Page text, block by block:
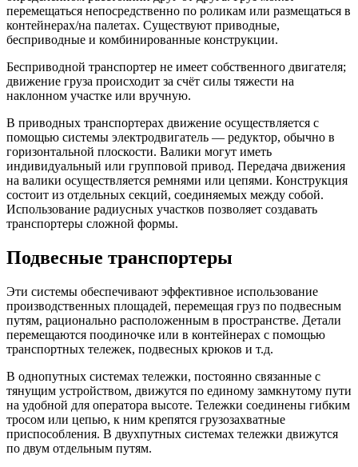
перемещаться непосредственно по роликам или размещаться в
контейнерах/на палетах. Существуют приводные,
бесприводные и комбинированные конструкции.
Бесприводной транспортер не имеет собственного двигателя;
движение груза происходит за счёт силы тяжести на
наклонном участке или вручную.
В приводных транспортерах движение осуществляется с
помощью системы электродвигатель — редуктор, обычно в
горизонтальной плоскости. Валики могут иметь
индивидуальный или групповой привод. Передача движения
на валики осуществляется ремнями или цепями. Конструкция
состоит из отдельных секций, соединяемых между собой.
Использование радиусных участков позволяет создавать
транспортеры сложной формы.
Подвесные транспортеры
Эти системы обеспечивают эффективное использование
производственных площадей, перемещая груз по подвесным
путям, рационально расположенным в пространстве. Детали
перемещаются поодиночке или в контейнерах с помощью
транспортных тележек, подвесных крюков и т.д.
В однопутных системах тележки, постоянно связанные с
тянущим устройством, движутся по единому замкнутому пути
на удобной для оператора высоте. Тележки соединены гибким
тросом или цепью, к ним крепятся грузозахватные
приспособления. В двухпутных системах тележки движутся
по двум отдельным путям.